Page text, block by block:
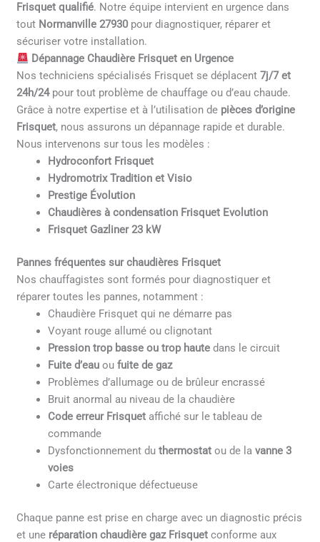
Frisquet qualifié. Notre équipe intervient en urgence dans
tout Normanville 27930 pour diagnostiquer, réparer et
sécuriser votre installation.
Dépannage Chaudière Frisquet en Urgence
Nos techniciens spécialisés Frisquet se déplacent7j/7 et
24h/24pour tout problème de chauffage ou d’eau chaude.
Grâce à notre expertise et à l’utilisation de pièces d’origine
Frisquet, nous assurons un dépannage rapide et durable.
Nous intervenons sur tous les modèles :
Hydroconfort Frisquet
Hydromotrix Tradition et Visio
Prestige Évolution
Chaudières à condensation Frisquet Evolution
Frisquet Gazliner 23 kW
Pannes fréquentes sur chaudières Frisquet
Nos chauffagistes sont formés pour diagnostiquer et
réparer toutes les pannes, notamment :
Chaudière Frisquet qui ne démarre pas
Voyant rouge allumé ou clignotant
Pression trop basse ou trop haute dans le circuit
Fuite d’eau oufuite de gaz
Problèmes d’allumage ou de brûleur encrassé
Bruit anormal au niveau de la chaudière
Code erreur Frisquet affiché sur le tableau de
commande
Dysfonctionnement duthermostat ou de lavanne 3
voies
Carte électronique défectueuse
Chaque panne est prise en charge avec un diagnostic précis
et une réparation chaudière gaz Frisquet conforme aux